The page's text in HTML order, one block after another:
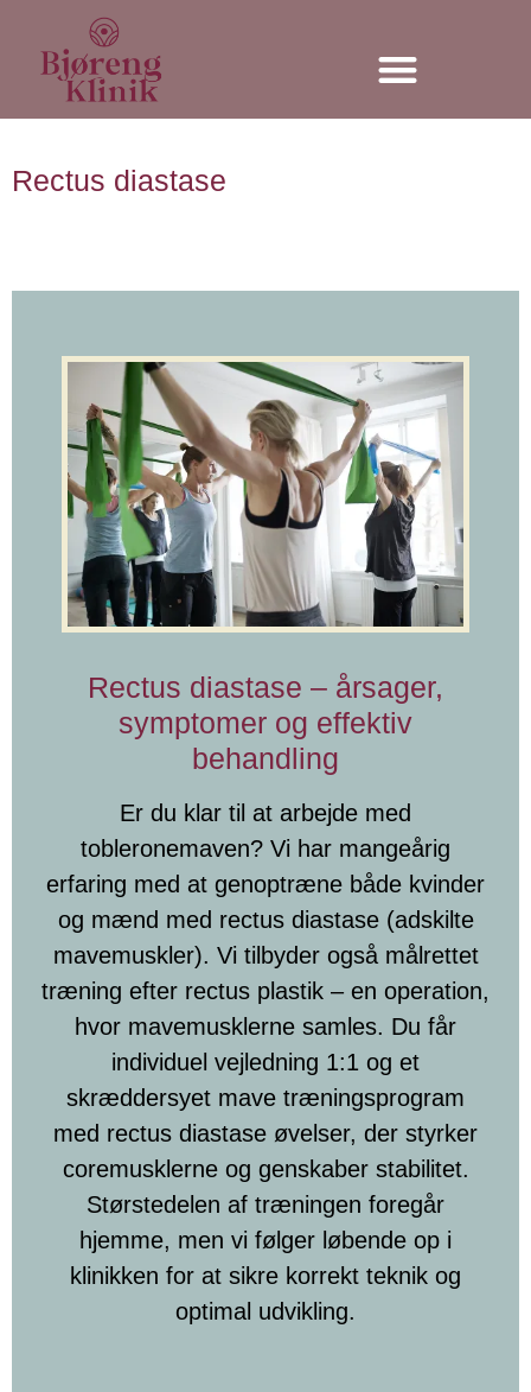
Rectus diastase
Rectus diastase – årsager,
symptomer og effektiv
behandling
Er du klar til at arbejde med
tobleronemaven? Vi har mangeårig
erfaring med at genoptræne både kvinder
og mænd med rectus diastase (adskilte
mavemuskler). Vi tilbyder også målrettet
træning efter rectus plastik – en operation,
hvor mavemusklerne samles. Du får
individuel vejledning 1:1 og et
skræddersyet mave træningsprogram
med rectus diastase øvelser, der styrker
coremusklerne og genskaber stabilitet.
Størstedelen af træningen foregår
hjemme, men vi følger løbende op i
klinikken for at sikre korrekt teknik og
optimal udvikling.